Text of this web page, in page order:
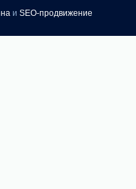
и SEO-продвижение